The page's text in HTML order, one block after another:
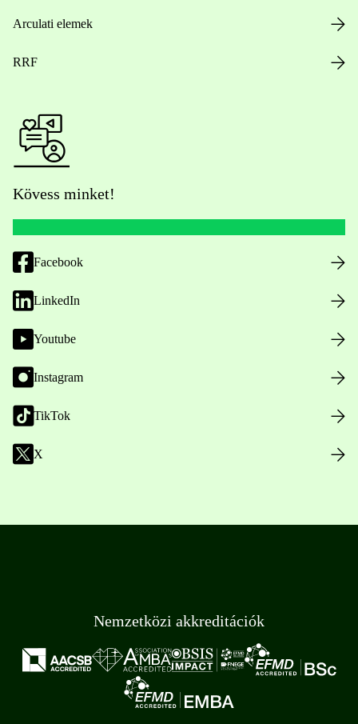
Arculati elemek
RRF
Kövess minket!
Facebook
LinkedIn
Youtube
Instagram
TikTok
X
Nemzetközi akkreditációk